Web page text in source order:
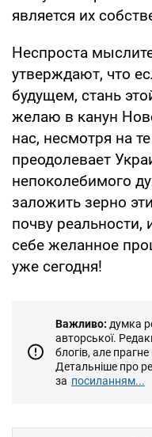
является их
Неспроста
утверждают, что
будущем, стань
желаю в канун
нас, несмотря на
преодолевает
непоколебимого
заложить зерно
почву
себе желанное
уже сегодня!
Важливо: думка
авторської.
блогів, але прагне
Детальніше про
за посиланням...